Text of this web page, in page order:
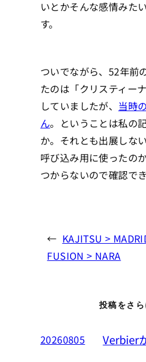
いとかそんな感情みた
す。
ついでながら、52年前
たのは「クリスティー
していましたが、 当時
ん。ということは私の
か。それとも出展しな
呼び込み用に使ったの
つからないので確認で
← KAJITSU >
FUSION > NARA
投稿をさ
20260805 Verbier